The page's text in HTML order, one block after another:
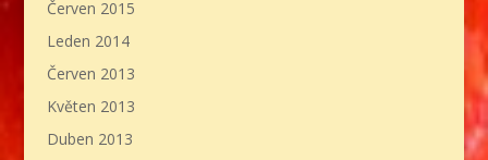
Červen 2015
Leden 2014
Červen 2013
Květen 2013
Duben 2013